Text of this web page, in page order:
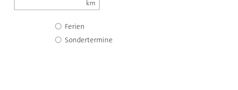
Ferien
Sondertermine